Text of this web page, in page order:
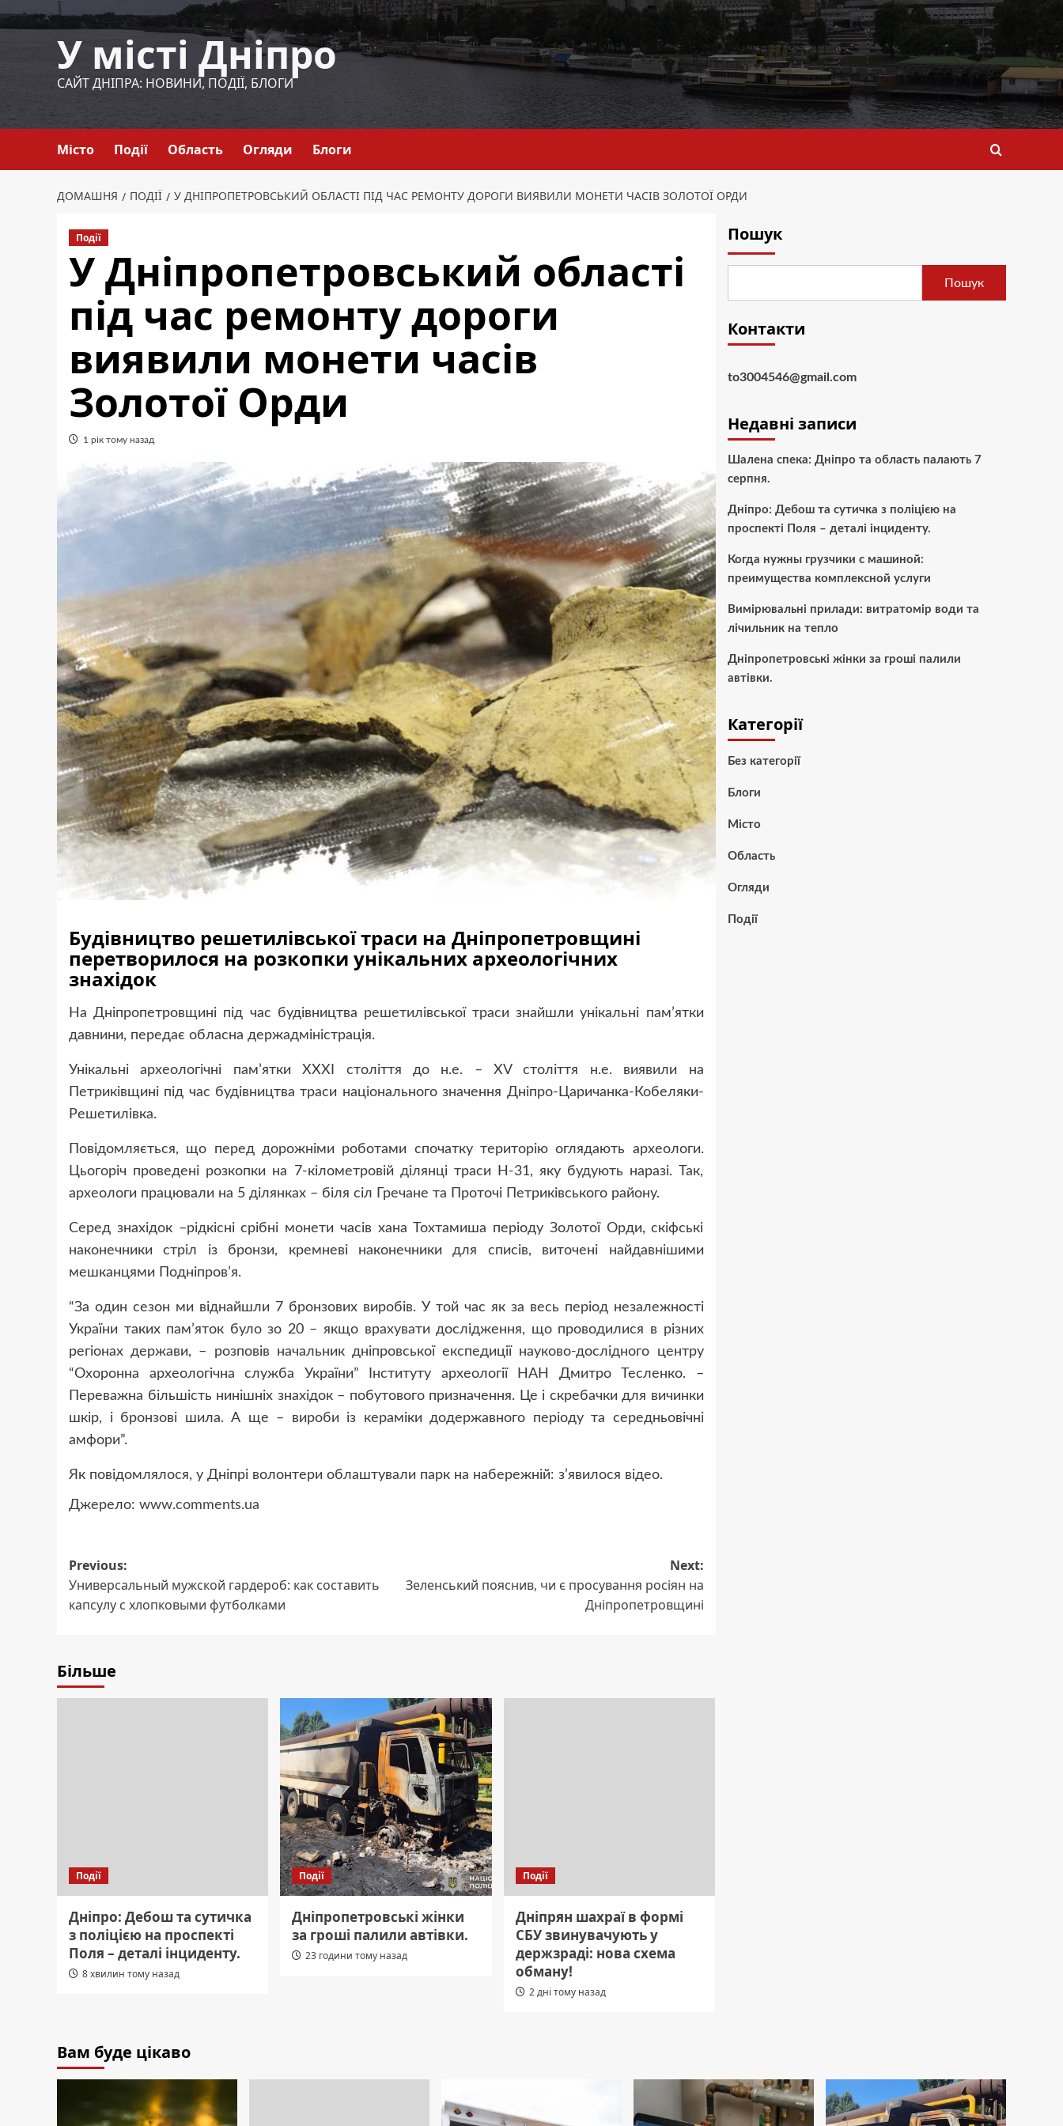
до
У місті Дніпро
САЙТ ДНІПРА: НОВИНИ, ПОДІЇ, БЛОГИ
Місто Події Область Огляди Блоги
ДОМАШНЯ ПОДІЇ У ДНІПРОПЕТРОВСЬКИЙ ОБЛАСТІ ПІД ЧАС РЕМОНТУ ДОРОГИ ВИЯВИЛИ МОНЕТИ ЧАСІВ ЗОЛОТОЇ ОРДИ
Події
У Дніпропетровський області
під час ремонту дороги
виявили монети часів
Золотої Орди
1 рік тому назад
Будівництво решетилівської траси на Дніпропетровщині
перетворилося на розкопки унікальних археологічних
знахідок
На Дніпропетровщині під час будівництва решетилівської траси знайшли унікальні пам’ятки
давнини, передає обласна держадміністрація.
Унікальні археологічні пам’ятки ХХХІ століття до н.е. – ХV століття н.е. виявили на
Петриківщині під час будівництва траси національного значення Дніпро-Царичанка-Кобеляки-
Решетилівка.
Повідомляється, що перед дорожніми роботами спочатку територію оглядають археологи.
Цьогоріч проведені розкопки на 7-кілометровій ділянці траси Н-31, яку будують наразі. Так,
археологи працювали на 5 ділянках – біля сіл Гречане та Проточі Петриківського району.
Серед знахідок –рідкісні срібні монети часів хана Тохтамиша періоду Золотої Орди, скіфські
наконечники стріл із бронзи, кремневі наконечники для списів, виточені найдавнішими
мешканцями Подніпров’я.
“За один сезон ми віднайшли 7 бронзових виробів. У той час як за весь період незалежності
України таких пам’яток було зо 20 – якщо врахувати дослідження, що проводилися в різних
регіонах держави, – розповів начальник дніпровської експедиції науково-дослідного центру
“Охоронна археологічна служба України” Інституту археології НАН Дмитро Тесленко. –
Переважна більшість нинішніх знахідок – побутового призначення. Це і скребачки для вичинки
шкір, і бронзові шила. А ще – вироби із кераміки додержавного періоду та середньовічні
амфори”.
Як повідомлялося, у Дніпрі волонтери облаштували парк на набережній: з’явилося відео.
Джерело: www.comments.ua
Post
navigation
Previous:
Универсальный мужской гардероб: как составить
капсулу с хлопковыми футболками
Next:
Зеленський пояснив, чи є просування росіян на
Дніпропетровщині
Більше
Події
Дніпро: Дебош та сутичка
з поліцією на проспекті
Поля – деталі інциденту.
8 хвилин тому назад
Події
Дніпропетровські жінки
за гроші палили автівки.
23 години тому назад
Події
Дніпрян шахраї в формі
СБУ звинувачують у
держзраді: нова схема
обману!
2 дні тому назад
Пошук
Пошук
Контакти
to3004546@gmail.com
Недавні записи
Шалена спека: Дніпро та область палають 7
серпня.
Дніпро: Дебош та сутичка з поліцією на
проспекті Поля – деталі інциденту.
Когда нужны грузчики с машиной:
преимущества комплексной услуги
Вимірювальні прилади: витратомір води та
лічильник на тепло
Дніпропетровські жінки за гроші палили
автівки.
Категорії
Без категорії
Блоги
Місто
Область
Огляди
Події
Вам буде цікаво